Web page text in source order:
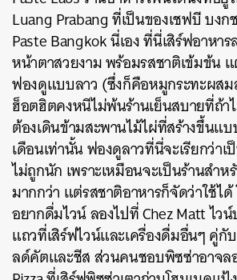
Luang Prabang ที่เป็นของเชฟบี บง
Paste Bangkok นี่เอง ที่นี่เสิร์ฟอาหา
หน้าตาสวยงาม พร้อมรสชาติเข้มข้น
ฟองดูแบบลาว (ซึ่งก็คือหมูกระทะผส
ฮ็อตฮิตคงหนีไม่พ้นร้านเย็นสบายที่ถ้า
ต้องเดินข้ามสะพานไม้ไผ่ที่สร้างขึ้นแ
เดือนเท่านั้น ฟองดูลาวที่นี่จะเรียกว่า
ไม่ถูกนัก เพราะเหมือนจะเป็นร้านสำห
มากกว่า แต่รสชาติอาหารก็จัดว่าใช้ไ
อยากดื่มไวน์ ลองไปที่ Chez Matt ไว
แถวที่เสิร์ฟไวน์และเครื่องดื่มอื่นๆ คู่กั
ลด์คัตและชีส ส่วนคนชอบพิซซ่าอาจล